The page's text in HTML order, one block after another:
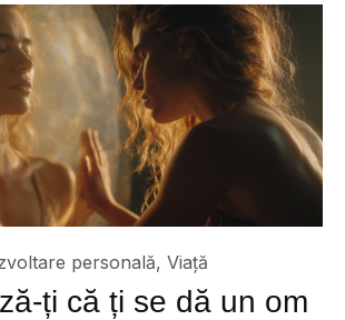
personală, Viață
ți că ți se dă un om